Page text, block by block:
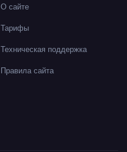
О сайте
Тарифы
Техническая поддержка
Правила сайта